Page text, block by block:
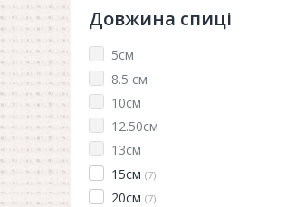
Довжина спиці
5см
8.5 см
10см
12.50см
13см
15см (7)
20см (7)